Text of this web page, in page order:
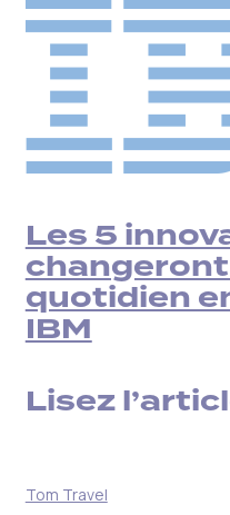
Les 5
quotidien
IBM
Lisez
Tom Travel